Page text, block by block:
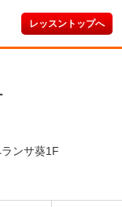
レッスントップへ
ンサ葵1F